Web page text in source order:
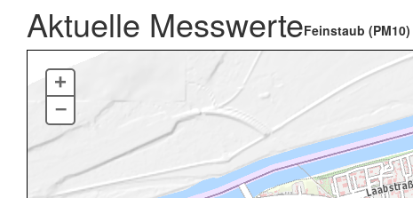
Aktuelle MesswerteFeinstaub (PM10)
+
–